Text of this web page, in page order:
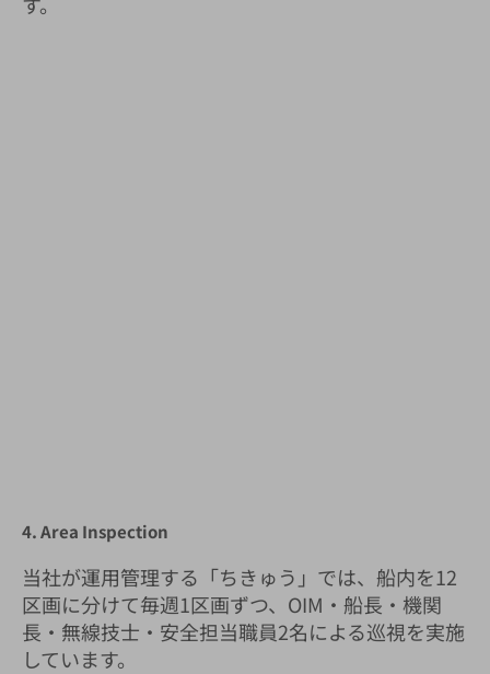
4. Area Inspection
当社が運用管理する「ちきゅう」では、船内を12
区画に分けて毎週1区画ずつ、OIM・船長・機関
長・無線技士・安全担当職員2名による巡視を実施
しています。